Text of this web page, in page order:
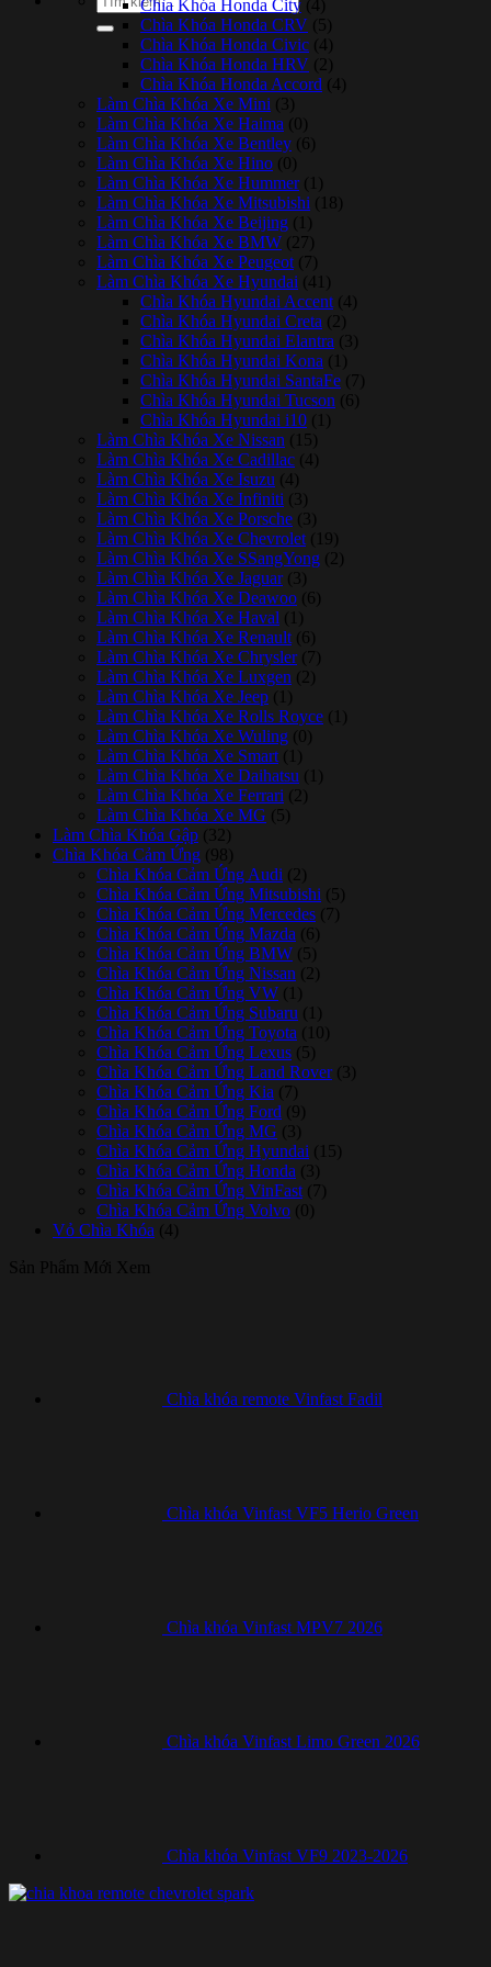
kiếm:
Chìa Khóa Honda City (4)
Chìa Khóa Honda CRV (5)
Chìa Khóa Honda Civic (4)
Chìa Khóa Honda HRV (2)
Chìa Khóa Honda Accord (4)
Làm Chìa Khóa Xe Mini (3)
Làm Chìa Khóa Xe Haima (0)
Làm Chìa Khóa Xe Bentley (6)
Làm Chìa Khóa Xe Hino (0)
Làm Chìa Khóa Xe Hummer (1)
Làm Chìa Khóa Xe Mitsubishi (18)
Làm Chìa Khóa Xe Beijing (1)
Làm Chìa Khóa Xe BMW (27)
Làm Chìa Khóa Xe Peugeot (7)
Làm Chìa Khóa Xe Hyundai (41)
Chìa Khóa Hyundai Accent (4)
Chìa Khóa Hyundai Creta (2)
Chìa Khóa Hyundai Elantra (3)
Chìa Khóa Hyundai Kona (1)
Chìa Khóa Hyundai SantaFe (7)
Chìa Khóa Hyundai Tucson (6)
Chìa Khóa Hyundai i10 (1)
Làm Chìa Khóa Xe Nissan (15)
Làm Chìa Khóa Xe Cadillac (4)
Làm Chìa Khóa Xe Isuzu (4)
Làm Chìa Khóa Xe Infiniti (3)
Làm Chìa Khóa Xe Porsche (3)
Làm Chìa Khóa Xe Chevrolet (19)
Làm Chìa Khóa Xe SSangYong (2)
Làm Chìa Khóa Xe Jaguar (3)
Làm Chìa Khóa Xe Deawoo (6)
Làm Chìa Khóa Xe Haval (1)
Làm Chìa Khóa Xe Renault (6)
Làm Chìa Khóa Xe Chrysler (7)
Làm Chìa Khóa Xe Luxgen (2)
Làm Chìa Khóa Xe Jeep (1)
Làm Chìa Khóa Xe Rolls Royce (1)
Làm Chìa Khóa Xe Wuling (0)
Làm Chìa Khóa Xe Smart (1)
Làm Chìa Khóa Xe Daihatsu (1)
Làm Chìa Khóa Xe Ferrari (2)
Làm Chìa Khóa Xe MG (5)
Làm Chìa Khóa Gập (32)
Chìa Khóa Cảm Ứng (98)
Chìa Khóa Cảm Ứng Audi (2)
Chìa Khóa Cảm Ứng Mitsubishi (5)
Chìa Khóa Cảm Ứng Mercedes (7)
Chìa Khóa Cảm Ứng Mazda (6)
Chìa Khóa Cảm Ứng BMW (5)
Chìa Khóa Cảm Ứng Nissan (2)
Chìa Khóa Cảm Ứng VW (1)
Chìa Khóa Cảm Ứng Subaru (1)
Chìa Khóa Cảm Ứng Toyota (10)
Chìa Khóa Cảm Ứng Lexus (5)
Chìa Khóa Cảm Ứng Land Rover (3)
Chìa Khóa Cảm Ứng Kia (7)
Chìa Khóa Cảm Ứng Ford (9)
Chìa Khóa Cảm Ứng MG (3)
Chìa Khóa Cảm Ứng Hyundai (15)
Chìa Khóa Cảm Ứng Honda (3)
Chìa Khóa Cảm Ứng VinFast (7)
Chìa Khóa Cảm Ứng Volvo (0)
Vỏ Chìa Khóa (4)
Sản Phẩm Mới Xem
Chìa khóa remote Vinfast Fadil
Chìa khóa Vinfast VF5 Herio Green
Chìa khóa Vinfast MPV7 2026
Chìa khóa Vinfast Limo Green 2026
Chìa khóa Vinfast VF9 2023-2026